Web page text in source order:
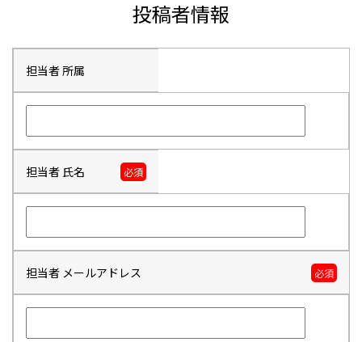
投稿者情報
担当者 所属
担当者 氏名 必須
担当者 メールアドレス 必須